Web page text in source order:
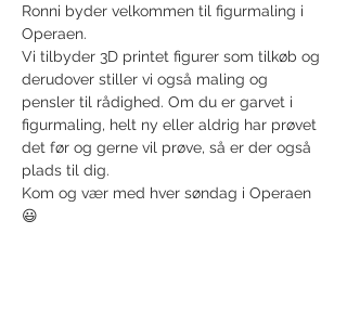
Ronni byder velkommen til figurmaling i
Operaen.
Vi tilbyder 3D printet figurer som tilkøb og
derudover stiller vi også maling og
pensler til rådighed. Om du er garvet i
figurmaling, helt ny eller aldrig har prøvet
det før og gerne vil prøve, så er der også
plads til dig.
Kom og vær med hver søndag i Operaen
😃